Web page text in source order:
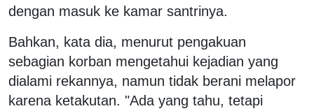
dengan masuk ke kamar santrinya.
Bahkan, kata dia, menurut pengakuan
sebagian korban mengetahui kejadian yang
dialami rekannya, namun tidak berani melapor
karena ketakutan. "Ada yang tahu, tetapi